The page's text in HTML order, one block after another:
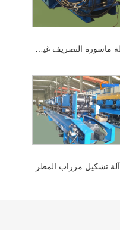
آلة ماسورة التصريف غير الملحومة
آلة تشكيل مزراب المطر